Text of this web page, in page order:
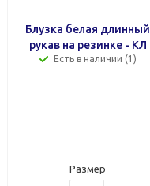
Блузка белая длинный
рукав на резинке - КЛ
Есть в наличии (1)
Размер